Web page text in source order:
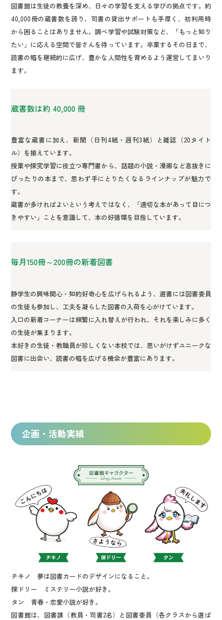
図書館は生徒の教養を深め、日々の学習を支える学びの拠点です。約
40,000冊の蔵書数を誇り、司書の貸出サポートも手厚く、初利用時
から困ることはありません。調べ学習や試験対策など、「もっと知り
たい」に応える空間で皆さんを待っています。卒業するその日まで、
読書の幅を継続的に広げ、豊かな人間性を育めるよう運営してまいり
ます。
蔵書数は約 40,000 冊
豊富な蔵書に加え、新聞（日刊4紙・週刊3紙）と雑誌（20タイト
ル）を揃えています。
授業や探究学習に役立つ専門書から、話題の小説・漫画など息抜きに
ぴったりの本まで、思わず手にとりたくなるラインナップが魅力で
す。
蔵書が多ければよいという考えではなく、「適切な本があって目につ
きやすい」ことを意識して、本の好循環を目指しています。
毎月150冊～200冊の新着図書
静学生の興味関心・知的好奇心を広げられるよう、選書には図書委員
の生徒も参加し、工夫を凝らした図書の入荷を心がけています。
入口の新着コーナーは頻繁に入れ替えが行われ、それを楽しみに多く
の生徒が集まります。
本好きの生徒・教職員が珍しくない本校では、思いがけずユニークな
図書に出会い、読書の幅を広げる機会が豊富にあります。
企画・活動実績
チキノ 夢は図書カードのデザインになること。
探ドリー ミステリー小説が好き。
タン 青春・恋愛小説が好き。
図書館は、図書課（教員・司書2名）と図書委員（各クラスから選ば